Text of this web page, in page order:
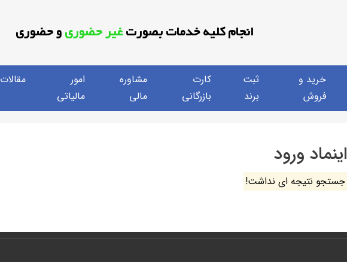
انجام کلیه خدمات بصورتغیر حضوریو حضوری
خرید و
فروش
ثبت
برند
کارت
بازرگانی
مشاوره
مالی
امور
مالیاتی
مقالات
اینماد ورود
جستجو نتیجه ای نداشت!